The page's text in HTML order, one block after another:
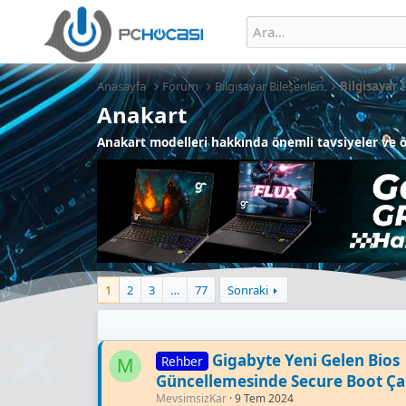
Anasayfa Forum Bilgisayar Bileşenleri Bilgisayar
Anakart
Anakart modelleri hakkında önemli tavsiyeler ve
1 2 3 … 77 Sonraki
M Rehber Gigabyte Yeni Gelen Bios
Güncellemesinde Secure Boot
MevsimsizKar 9 Tem 2024